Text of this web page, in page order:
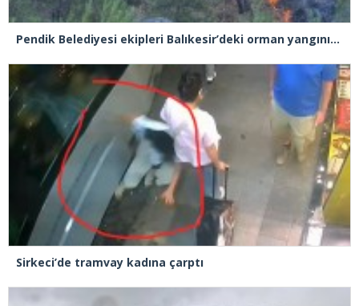
Pendik Belediyesi ekipleri Balıkesir’deki orman yangınına müdahale ediyor
Sirkeci’de tramvay kadına çarptı